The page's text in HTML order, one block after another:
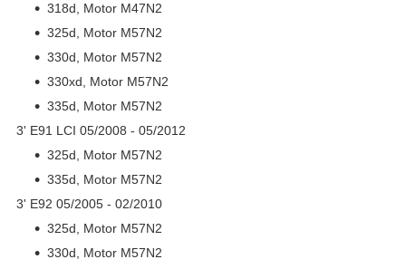
318d, Motor M47N2
325d, Motor M57N2
330d, Motor M57N2
330xd, Motor M57N2
335d, Motor M57N2
3' E91 LCI 05/2008 - 05/2012
325d, Motor M57N2
335d, Motor M57N2
3' E92 05/2005 - 02/2010
325d, Motor M57N2
330d, Motor M57N2